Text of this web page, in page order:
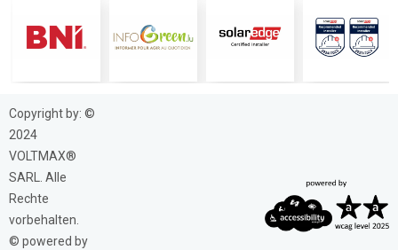
Copyright by: ©
2024
VOLTMAX®
SARL. Alle
Rechte
vorbehalten.
© powered by